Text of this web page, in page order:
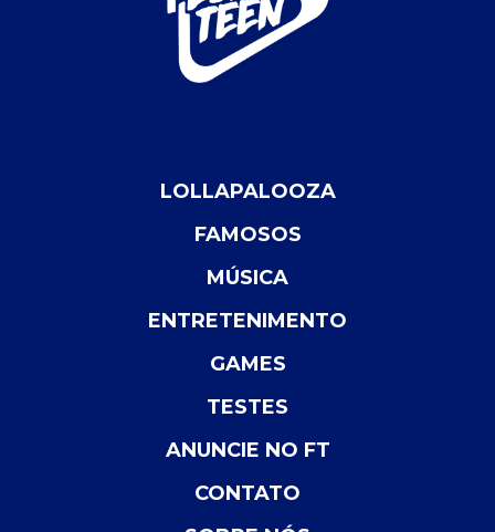
LOLLAPALOOZA
FAMOSOS
MÚSICA
ENTRETENIMENTO
GAMES
TESTES
ANUNCIE NO FT
CONTATO